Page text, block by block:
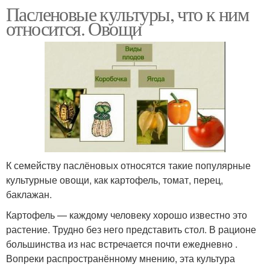
Пасленовые культуры, что к ним
относится. Овощи
К семейству паслёновых относятся такие популярные
культурные овощи, как картофель, томат, перец,
баклажан.
Картофель — каждому человеку хорошо известно это
растение. Трудно без него представить стол. В рационе
большинства из нас встречается почти ежедневно .
Вопреки распространённому мнению, эта культура